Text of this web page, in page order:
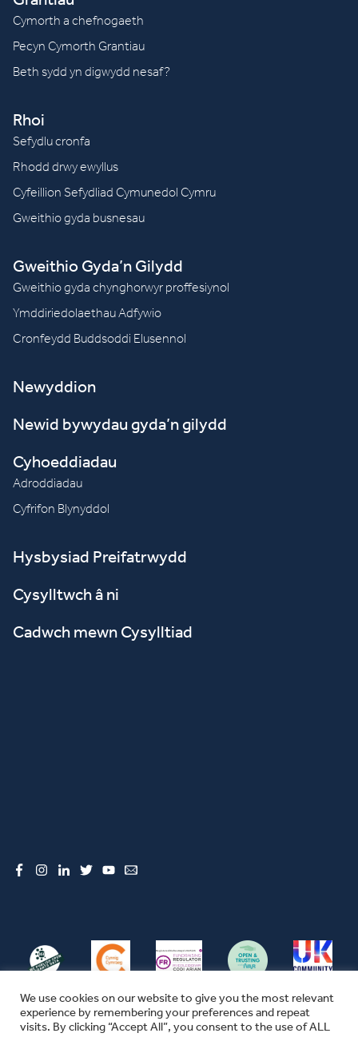
Cymorth a chefnogaeth
Pecyn Cymorth Grantiau
Beth sydd yn digwydd nesaf?
Rhoi
Sefydlu cronfa
Rhodd drwy ewyllus
Cyfeillion Sefydliad Cymunedol Cymru
Gweithio gyda busnesau
Gweithio Gyda’n Gilydd
Gweithio gyda chynghorwyr proffesiynol
Ymddiriedolaethau Adfywio
Cronfeydd Buddsoddi Elusennol
Newyddion
Newid bywydau gyda’n gilydd
Cyhoeddiadau
Adroddiadau
Cyfrifon Blynyddol
Hysbysiad Preifatrwydd
Cysylltwch â ni
Cadwch mewn Cysylltiad
We use cookies on our website to give you the most relevant
experience by remembering your preferences and repeat
visits. By clicking “Accept All”, you consent to the use of ALL